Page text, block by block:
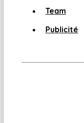
Team
Publicité